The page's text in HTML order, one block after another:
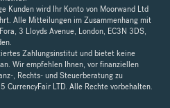
Kunden wird Ihr Konto von Moorwand Ltd
Alle Mitteilungen im Zusammenhang mit
3 Lloyds Avenue, London, EC3N 3DS,
Zahlungsinstitut und bietet keine
Wir empfehlen Ihnen, vor finanziellen
, Rechts- und Steuerberatung zu
LTD. Alle Rechte vorbehalten.